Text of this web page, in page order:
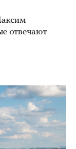
отвечают